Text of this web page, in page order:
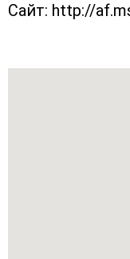
Сайт: http://